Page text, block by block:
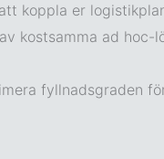
koppla er
kostsamma ad hoc-
fyllnadsgraden